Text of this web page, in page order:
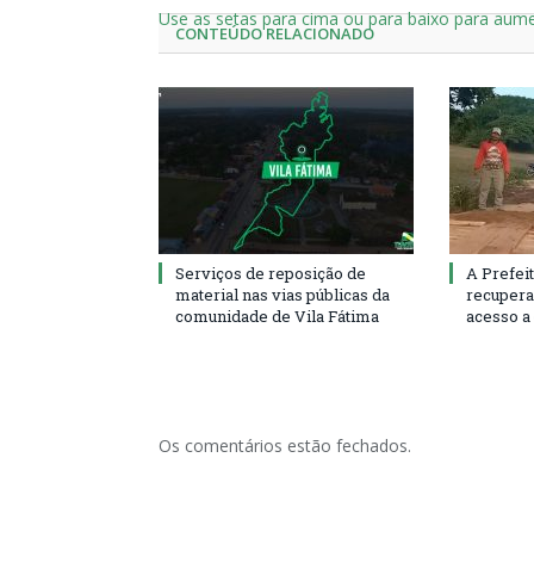
Use as setas para cima ou para baixo para
CONTEÚDO RELACIONADO
Serviços de reposição de
material nas vias públicas da
comunidade de Vila Fátima
A
acesso
Os comentários estão fechados.